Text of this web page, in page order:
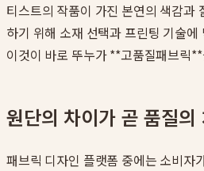
티스트의 작품이 가진 본연의 색감과
하기 위해 소재 선택과 프린팅 기술
이것이 바로 뚜누가 **고품질패브릭
원단의 차이가 곧 품질의
패브릭 디자인 플랫폼 중에는 소비자